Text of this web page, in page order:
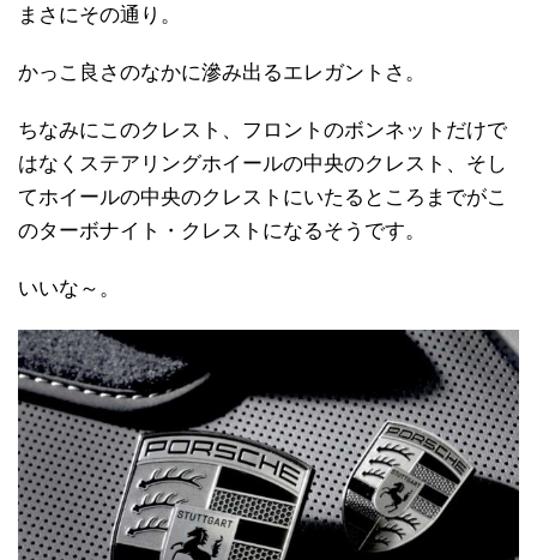
まさにその通り。
かっこ良さのなかに滲み出るエレガントさ。
ちなみにこのクレスト、フロントのボンネットだけで
はなくステアリングホイールの中央のクレスト、そし
てホイールの中央のクレストにいたるところまでがこ
のターボナイト・クレストになるそうです。
いいな～。